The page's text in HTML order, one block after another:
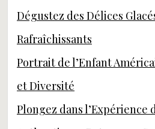
Dégustez des Délices
Rafraîchissants
Portrait de l’Enfant
et Diversité
Plongez dans l’Expérience